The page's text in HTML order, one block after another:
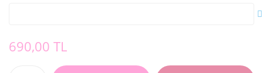
690,00 TL